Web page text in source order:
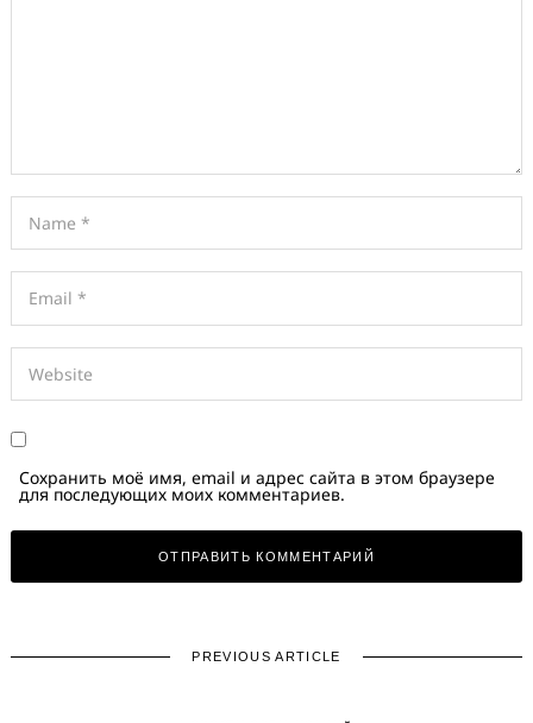
Сохранить моё имя, email и адрес сайта в этом браузере
для последующих моих комментариев.
PREVIOUS ARTICLE